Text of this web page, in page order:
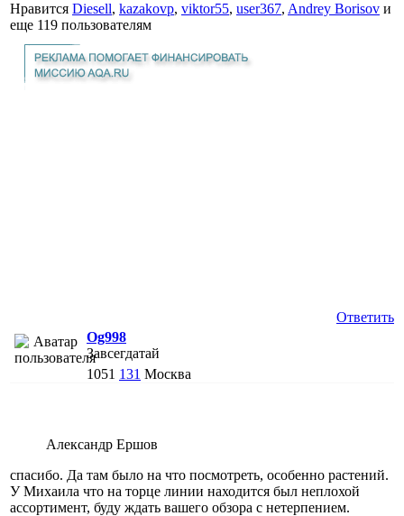
Нравится Diesell, kazakovp, viktor55, user367, Andrey Borisov и
еще 119 пользователям
Ответить
Og998
Завсегдатай
1051 131 Москва
Александр Ершов
спасибо. Да там было на что посмотреть, особенно растений.
У Михаила что на торце линии находится был неплохой
ассортимент, буду ждать вашего обзора с нетерпением.